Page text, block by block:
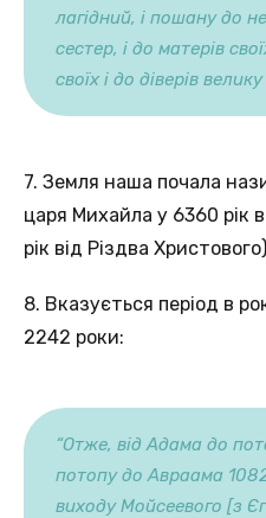
лагідний, і пошану до
сестер, і до матерів
своїх і до діверів
7. Земля наша почала
царя Михайла у 6360 рік
рік від Різдва
8. Вказується період в
2242 роки:
“Отже, від Адама до
потопу до Авраама
виходу Мойсеевого [з